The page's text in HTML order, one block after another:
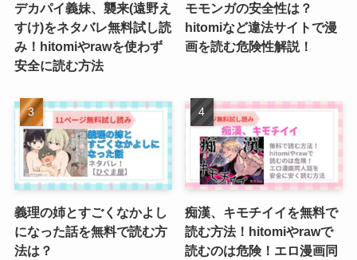
デカパイ義妹、襲来(遠野え
すけ)をネタバレ無料試し読
み！hitomiやrawを使わず
安全に読む方法
モモンガの安全性は？
hitomiなど違法サイトで漫
画を読む危険性解説！
義理の姉とすごくなかよし
になった話を無料で読む方
法は？
痴漢、キモチイイを無料で
読む方法！hitomiやrawで
読むのは危険！エロ漫画同